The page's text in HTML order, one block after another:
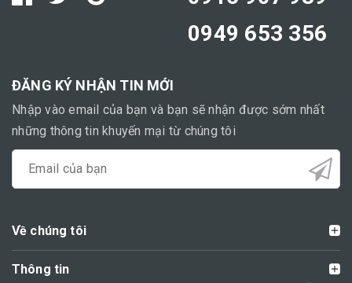
0949 653 356
ĐĂNG KÝ NHẬN TIN MỚI
Nhập vào email của bạn và bạn sẽ nhận được sớm nhất
những thông tin khuyến mại từ chúng tôi
Về chúng tôi
Thông tin